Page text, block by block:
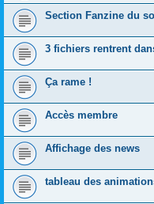
Section Fanzine du
3 fichiers rentrent
Ça rame !
Accès membre
Affichage des news
tableau des